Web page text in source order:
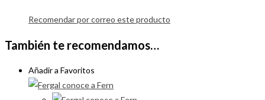
Recomendar por correo este producto
También te recomendamos…
Añadir a Favoritos